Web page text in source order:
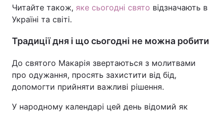
Читайте також, яке сьогодні свято відзначають в
Україні та світі.
Традиції дня і що сьогодні не можна робити
До святого Макарія звертаються з молитвами
про одужання, просять захистити від бід,
допомогти прийняти важливі рішення.
У народному календарі цей день відомий як